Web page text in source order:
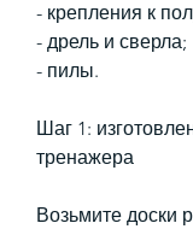
- крепления к
- дрель и сверла;
- пилы.
Шаг 1:
тренажера
Возьмите доски